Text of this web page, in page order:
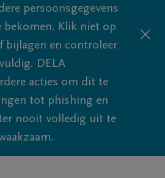
persoonsgegevens
bekomen. Klik niet op
bijlagen en controleer
DELA
acties om dit te
tot phishing en
nooit volledig uit te